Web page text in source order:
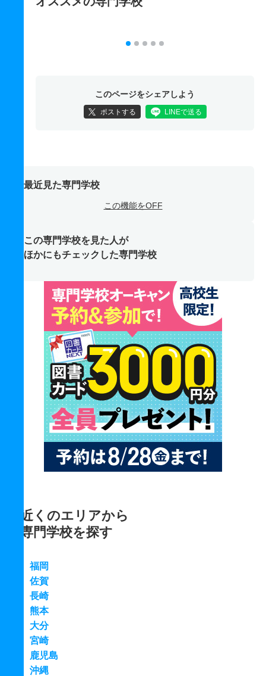
このページをシェアしよう
ポストする LINEで送る
最近見た専門学校
この機能をOFF
この専門学校を見た人が
ほかにもチェックした専門学校
近くのエリアから
専門学校を探す
福岡
佐賀
長崎
熊本
大分
宮崎
鹿児島
沖縄